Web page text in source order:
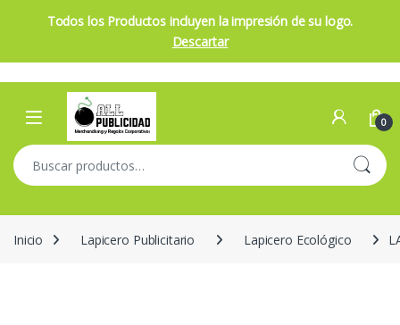
Todos los Productos incluyen la impresión de su logo.
Descartar
Skip to navigation
Skip to content
Open 0
Buscar por:
Inicio Lapicero Publicitario Lapicero Ecológico